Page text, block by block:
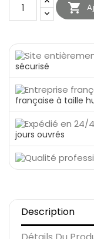

sécurisé
française à taille
jours ouvrés
Description